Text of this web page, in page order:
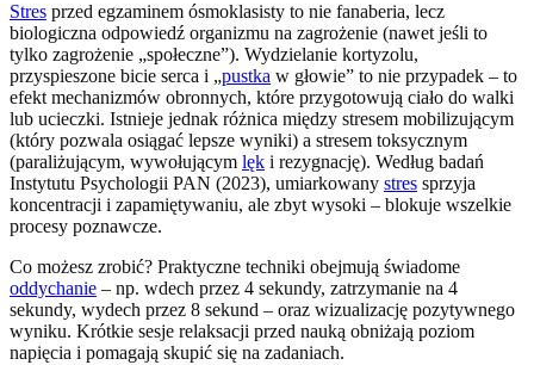
Stres przed egzaminem ósmoklasisty to nie fanaberia, lecz
biologiczna odpowiedź organizmu na zagrożenie (nawet jeśli to
tylko zagrożenie „społeczne”). Wydzielanie kortyzolu,
przyspieszone bicie serca i „pustka w głowie” to nie przypadek – to
efekt mechanizmów obronnych, które przygotowują ciało do walki
lub ucieczki. Istnieje jednak różnica między stresem mobilizującym
(który pozwala osiągać lepsze wyniki) a stresem toksycznym
(paraliżującym, wywołującym lęk i rezygnację). Według badań
Instytutu Psychologii PAN (2023), umiarkowany stres sprzyja
koncentracji i zapamiętywaniu, ale zbyt wysoki – blokuje wszelkie
procesy poznawcze.
Co możesz zrobić? Praktyczne techniki obejmują świadome
oddychanie – np. wdech przez 4 sekundy, zatrzymanie na 4
sekundy, wydech przez 8 sekund – oraz wizualizację pozytywnego
wyniku. Krótkie sesje relaksacji przed nauką obniżają poziom
napięcia i pomagają skupić się na zadaniach.